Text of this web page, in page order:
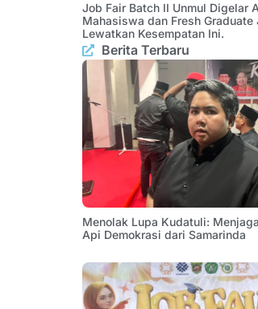
Job Fair Batch II Unmul Digelar
Mahasiswa dan Fresh Graduate
Lewatkan Kesempatan Ini.
Berita Terbaru
Menolak Lupa Kudatuli:
Api Demokrasi dari Samarinda